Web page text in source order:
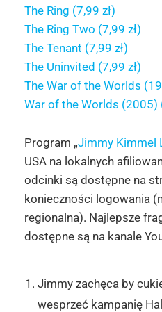
The Ring (7,99 zł)
The Ring Two (7,99 zł)
The Tenant (7,99 zł)
The Uninvited (7,99 zł)
The War of the Worlds
War of the Worlds (2005)
Program „Jimmy Kimmel
USA na lokalnych
odcinki są dostępne na
konieczności logowania
regionalna). Najlepsze
dostępne są na kanale
Jimmy zachęca by
wesprzeć kampanię